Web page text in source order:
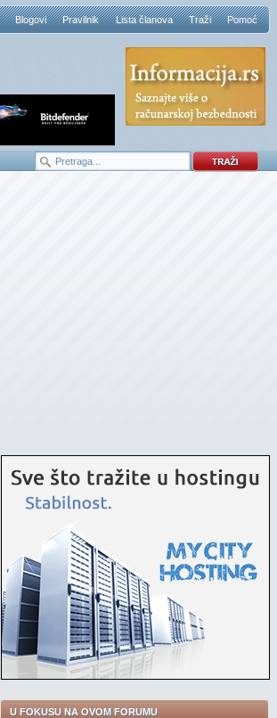
Blogovi Pravilnik Lista članova Traži Pomoć
U FOKUSU NA OVOM FORUMU